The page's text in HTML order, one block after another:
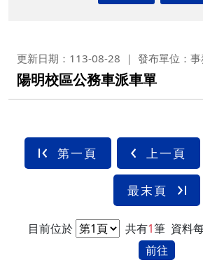
更新日期：113-08-28 發布單位：事
陽明校區公務車派車單
第一頁 上一頁
最末頁
目前位於 共有1筆 資料
前往